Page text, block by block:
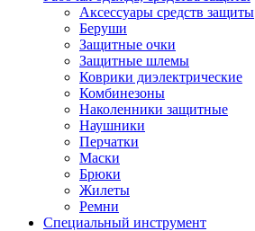
Аксессуары средств защиты
Беруши
Защитные очки
Защитные шлемы
Коврики диэлектрические
Комбинезоны
Наколенники защитные
Наушники
Перчатки
Маски
Брюки
Жилеты
Ремни
Специальный инструмент